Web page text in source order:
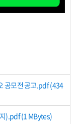
공모전 공고.pdf (434
).pdf (1 MBytes)